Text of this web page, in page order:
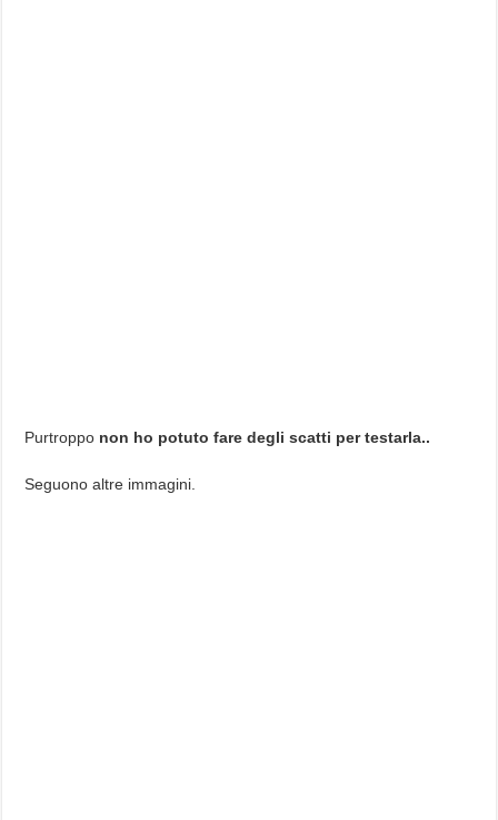
Purtroppo non ho potuto fare degli scatti per testarla..
Seguono altre immagini.